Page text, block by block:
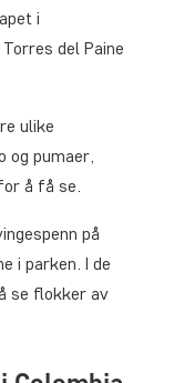
i
del Paine
ulike
og pumaer,
å få se.
på
i parken. I de
se flokker av